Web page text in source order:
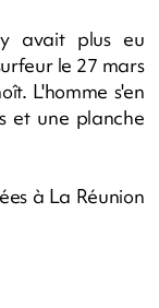
avait plus eu
le 27 mars
L'homme s'en
et une planche
à La Réunion